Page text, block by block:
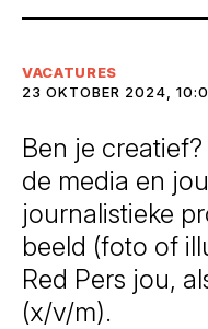
VACATURES
23 OKTOBER 2024,
Ben je
de media en
journalistieke
beeld (foto of
Red Pers jou,
(x/v/m).